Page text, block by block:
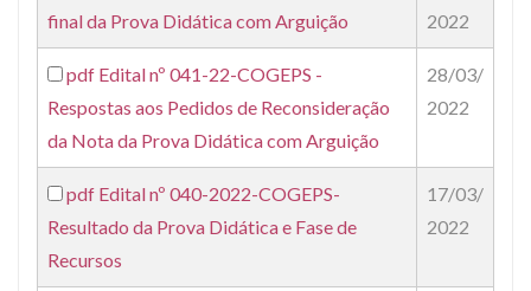
final da Prova Didática com Arguição
2022
pdf Edital nº 041-22-COGEPS -
Respostas aos Pedidos de Reconsideração
da Nota da Prova Didática com Arguição
28/03/
2022
pdf Edital nº 040-2022-COGEPS-
Resultado da Prova Didática e Fase de
Recursos
17/03/
2022